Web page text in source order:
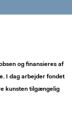
og finansieres af
I dag arbejder fondet
kunsten tilgængelig